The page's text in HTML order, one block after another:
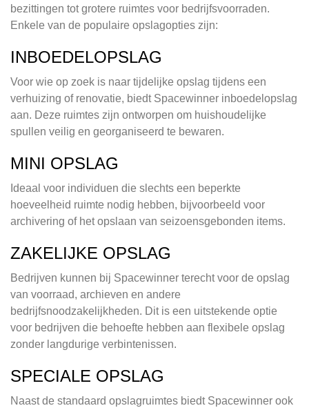
bezittingen tot grotere ruimtes voor bedrijfsvoorraden.
Enkele van de populaire opslagopties zijn:
INBOEDELOPSLAG
Voor wie op zoek is naar tijdelijke opslag tijdens een
verhuizing of renovatie, biedt Spacewinner inboedelopslag
aan. Deze ruimtes zijn ontworpen om huishoudelijke
spullen veilig en georganiseerd te bewaren.
MINI OPSLAG
Ideaal voor individuen die slechts een beperkte
hoeveelheid ruimte nodig hebben, bijvoorbeeld voor
archivering of het opslaan van seizoensgebonden items.
ZAKELIJKE OPSLAG
Bedrijven kunnen bij Spacewinner terecht voor de opslag
van voorraad, archieven en andere
bedrijfsnoodzakelijkheden. Dit is een uitstekende optie
voor bedrijven die behoefte hebben aan flexibele opslag
zonder langdurige verbintenissen.
SPECIALE OPSLAG
Naast de standaard opslagruimtes biedt Spacewinner ook